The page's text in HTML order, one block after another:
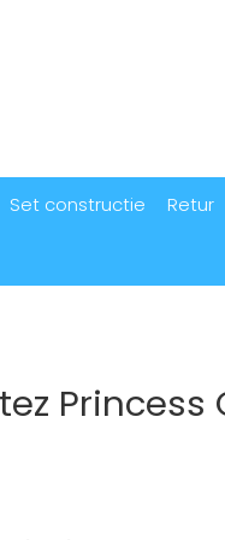
Set constructie Retur
Princess